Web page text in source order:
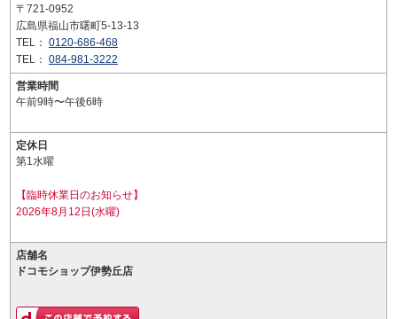
〒721-0952
広島県福山市曙町5-13-13
TEL： 0120-686-468
TEL： 084-981-3222
営業時間
午前9時〜午後6時
定休日
第1水曜
【臨時休業日のお知らせ】
2026年8月12日(水曜)
店舗名
ドコモショップ伊勢丘店